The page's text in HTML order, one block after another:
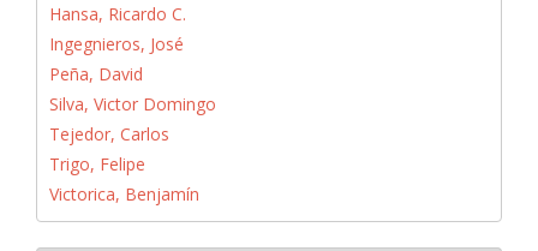
Hansa, Ricardo C.
Ingegnieros, José
Peña, David
Silva, Victor Domingo
Tejedor, Carlos
Trigo, Felipe
Victorica, Benjamín